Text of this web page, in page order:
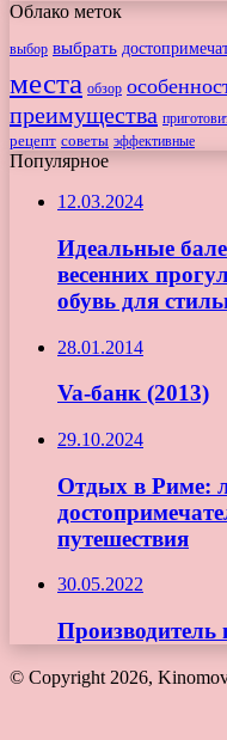
Облако меток
выбор выбрать
места обзор
преимущества
рецепт советы эффективные
Популярное
12.03.2024
Идеальные
весенних
обувь для
28.01.2014
Va-банк (2013)
29.10.2024
Отдых в Риме:
путешествия
30.05.2022
© Copyright 2026,